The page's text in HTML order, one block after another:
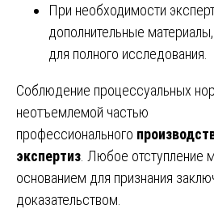
При необходимости
дополнительные
для полного исследования.
Соблюдение процессуальных
неотъемлемой частью
профессионального
экспертиз . Любое отступление
основанием для признания
доказательством.